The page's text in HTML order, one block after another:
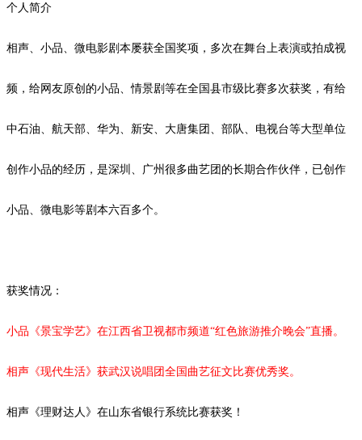
个人简介
相声、小品、微电影剧本屡获全国奖项，多次在舞台上表演或拍成视
频，给网友原创 的小品、情景剧等在全国县市级比赛多次获奖，有给
中石油、航天部、华为、新安、大唐集团、部队、电视台等大型单位
创作小品的经历，是深圳、广州很多曲艺团的长期合作伙伴，已创作
小品、微电影等剧本六百多个。
获奖情况：
小品《景宝学艺》在江西省卫视都市频道“红色旅游推介晚会”直播。
相声《现代生活》获武汉说唱团全国曲艺征文比赛优秀奖。
相声《理财达人》在山东省银行系统比赛获奖！